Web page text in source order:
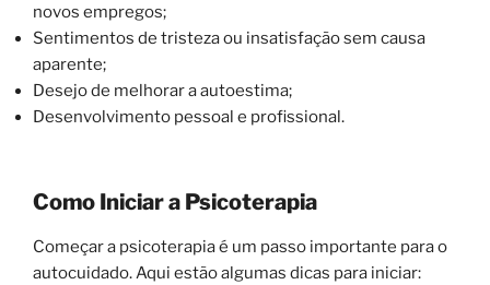
novos empregos;
Sentimentos de tristeza ou insatisfação sem causa
aparente;
Desejo de melhorar a autoestima;
Desenvolvimento pessoal e profissional.
Como Iniciar a Psicoterapia
Começar a psicoterapia é um passo importante para o
autocuidado. Aqui estão algumas dicas para iniciar: